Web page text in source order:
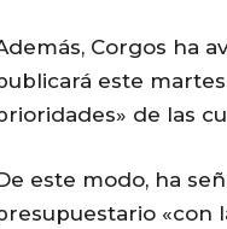
Corgos ha
este
de las
este modo, ha
«con